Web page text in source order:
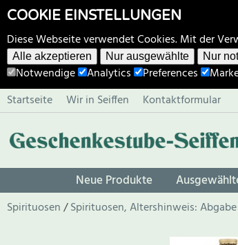
COOKIE EINSTELLUNGEN
Diese Webseite verwendet Cookies. Mit der
Alle akzeptieren Nur ausgewählte Nur
Notwendige Analytics Preferences
Startseite
Wir in Seiffen Kontaktformular
Neue Produkte
Spirituosen Spirituosen, Altershinweis: